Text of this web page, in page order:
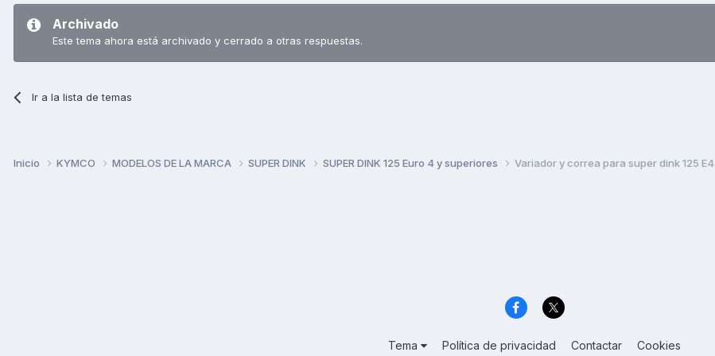
Archivado
Este tema ahora está archivado y cerrado a otras respuestas.
Ir a la lista de temas
Inicio KYMCO MODELOS DE LA MARCA SUPER DINK SUPER DINK 125 Euro 4 y superiores Variador y correa para super dink 125 E4
Tema Política de privacidad Contactar Cookies